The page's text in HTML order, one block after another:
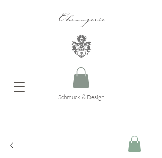
Ohrangerie
Schmuck & Design